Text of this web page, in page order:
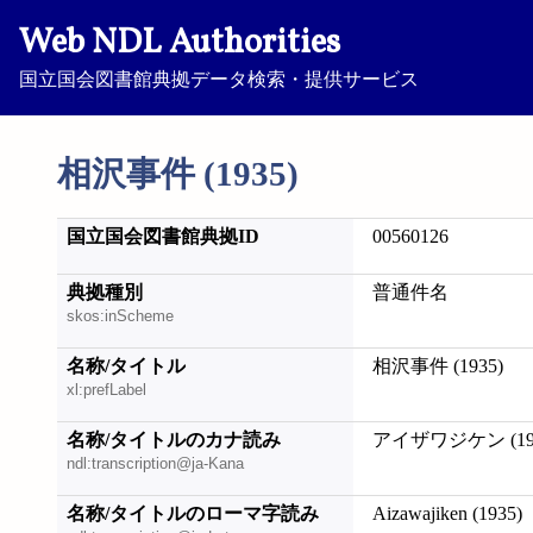
Web NDL Authorities
国立国会図書館典拠データ検索・提供サービス
相沢事件 (1935)
国立国会図書館典拠ID 00560126
典拠種別
skos:inScheme
普通件名
名称/タイトル
xl:prefLabel
相沢事件 (1935)
名称/タイトルのカナ読み
ndl:transcription@ja-Kana
アイザワジケン
名称/タイトルのローマ字読み Aizawajiken (1935)